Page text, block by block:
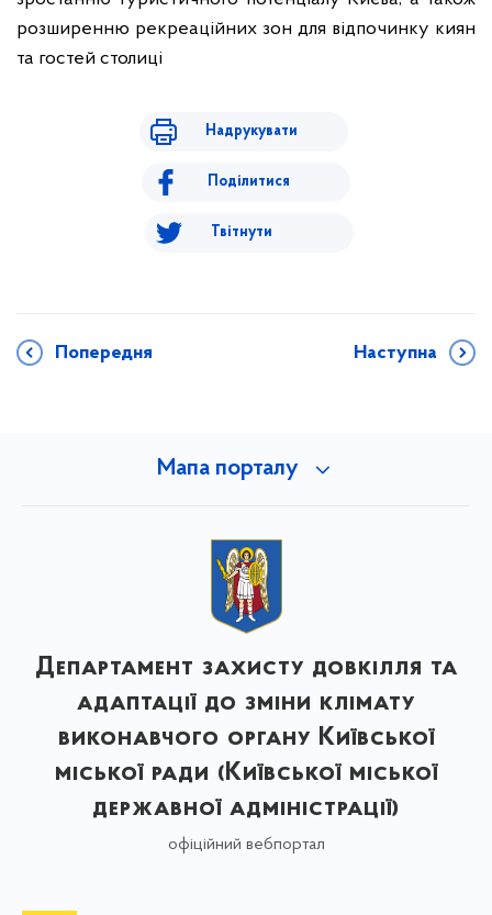
розширенню рекреаційних зон для відпочинку киян
та гостей столиці
Надрукувати
Поділитися
Твітнути
Попередня Наступна
Мапа порталу
Департамент захисту довкілля та
адаптації до зміни клімату
виконавчого органу Київської
міської ради (Київської міської
державної адміністрації)
офіційний вебпортал